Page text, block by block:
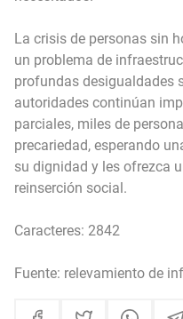
La crisis de personas sin
un problema de
profundas desigualdades
autoridades continúan
parciales, miles de
precariedad, esperando
su dignidad y les ofrezca
reinserción social.
Caracteres: 2842
Fuente: relevamiento de